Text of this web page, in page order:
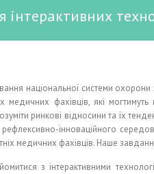
інтерактивних
національної системи
медичних фахівців, які
ринкові відносини та їх
інноваційного
медичних фахівців. Наше
з інтерактивними